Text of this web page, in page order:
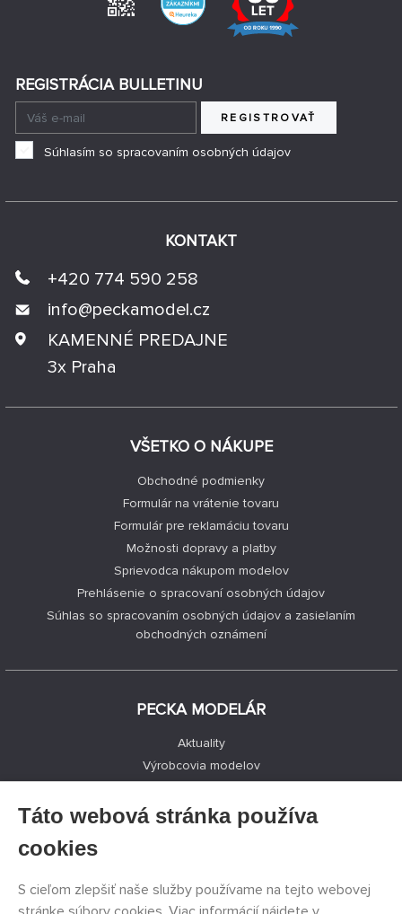
VŠETKO O NÁKUPE
Obchodné podmienky
Formulár na vrátenie tovaru
Formulár pre reklamáciu tovaru
Možnosti dopravy a platby
Sprievodca nákupom modelov
Prehlásenie o spracovaní osobných údajov
Súhlas so spracovaním osobných údajov a zasielaním
obchodných oznámení
PECKA MODELÁR
Aktuality
Výrobcovia modelov
Kontakty
Facebook
KONTAKT
+420 774 590 258
info@peckamodel.cz
KAMENNÉ PREDAJNE
3x Praha
REGISTRÁCIA BULLETINU
REGISTROVAŤ
Súhlasím so spracovaním osobných údajov
Táto webová stránka používa
cookies
S cieľom zlepšiť naše služby používame na tejto webovej